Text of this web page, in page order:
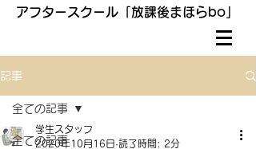
アフタースクール「放課後まほらbo」
記事
全ての記事
全ての記事
学生スタッフ
2020年10月16日 読了時間: 2分